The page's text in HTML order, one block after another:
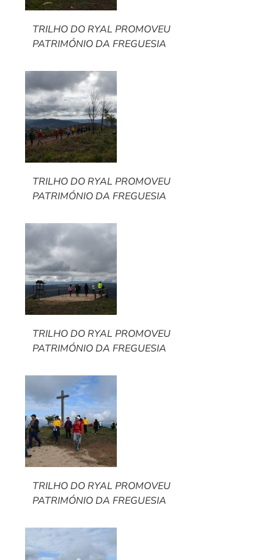
TRILHO DO RYAL PROMOVEU
PATRIMÓNIO DA FREGUESIA
TRILHO DO RYAL PROMOVEU
PATRIMÓNIO DA FREGUESIA
TRILHO DO RYAL PROMOVEU
PATRIMÓNIO DA FREGUESIA
TRILHO DO RYAL PROMOVEU
PATRIMÓNIO DA FREGUESIA